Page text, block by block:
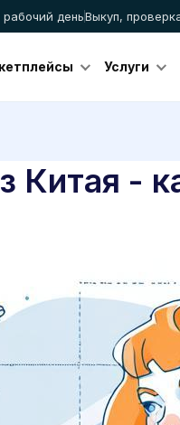
рабочий деньВыкуп,
Услуги
Китая -